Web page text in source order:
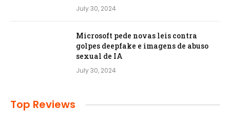
July 30, 2024
Microsoft pede novas leis contra
golpes deepfake e imagens de abuso
sexual de IA
July 30, 2024
Top Reviews